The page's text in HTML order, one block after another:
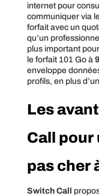
internet pour
communiquer via
forfait avec un
qu’un
plus important
le forfait 101 Go à
enveloppe
profils, en plus
Les
Call pour
pas cher
Switch Call